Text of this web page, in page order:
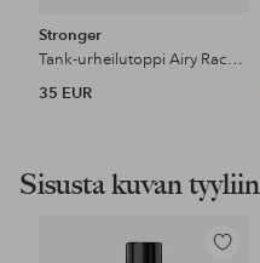
Stronger
Tank-urheilutoppi Airy Racerback Tank
35 EUR
Sisusta kuvan tyyliin
Lisää